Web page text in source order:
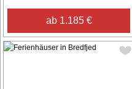
ab 1.185 €